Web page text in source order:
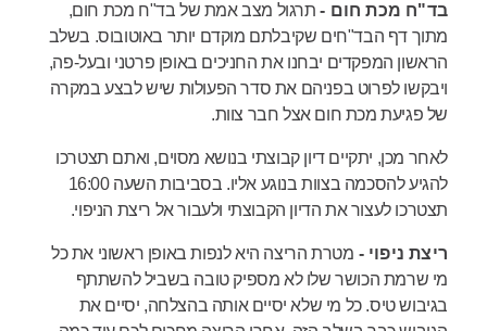
בד"ח מכת חום -תרגול מצב אמת של בד"ח מכת חום,
מתוך דף הבד"חים שקיבלתם מוקדם יותר באוטובוס. בשלב
הראשון המפקדים יבחנו את החניכים באופן פרטני ובעל-פה,
ויבקשו לפרוט בפניהם את סדר הפעולות שיש לבצע במקרה
של פגיעת מכת חום אצל חבר צוות.
לאחר מכן, יתקיים דיון קבוצתי בנושא מסוים, ואתם תצטרכו
להגיע להסכמה בצוות בנוגע אליו. בסביבות השעה 16:00
תצטרכו לעצור את הדיון הקבוצתי ולעבור אל ריצת הניפוי.
ריצת ניפוי - מטרת הריצה היא לנפות באופן ראשוני את כל
מי שרמת הכושר שלו לא מספיק טובה בשביל להשתתף
בגיבוש טיס. כל מי שלא יסיים אותה בהצלחה, יסיים את